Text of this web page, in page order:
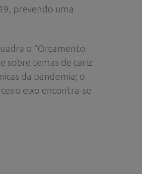
prevendo uma
o “Orçamento
sobre temas de cariz
da pandemia; o
eixo encontra-se